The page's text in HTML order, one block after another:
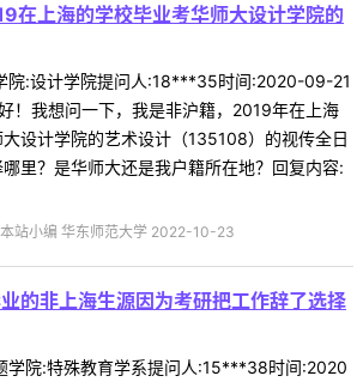
在上海的学校毕业考华师大设计学院的
院:设计学院提问人:18***35时间:2020-09-21
！我想问一下，我是非沪籍，2019年在上海
设计学院的艺术设计（135108）的视传全日
里？是华师大还是我户籍所在地？回复内容:
本站小编 华东师范大学 2022-10-23
的非上海生源因为考研把工作辞了选择
学院:特殊教育学系提问人:15***38时间:2020